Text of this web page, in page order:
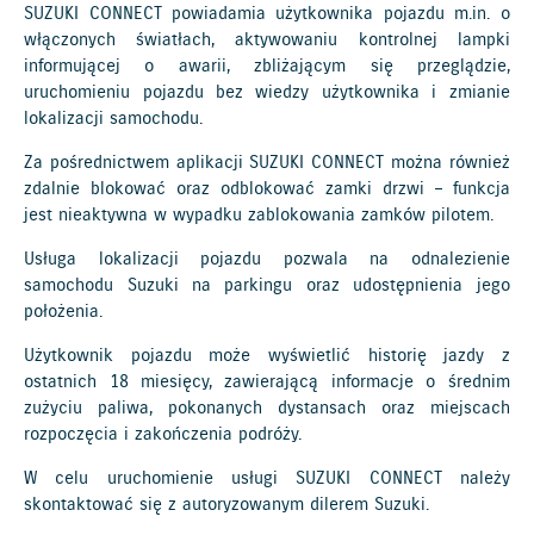
SUZUKI CONNECT powiadamia użytkownika pojazdu m.in. o
włączonych światłach, aktywowaniu kontrolnej lampki
informującej o awarii, zbliżającym się przeglądzie,
uruchomieniu pojazdu bez wiedzy użytkownika i zmianie
lokalizacji samochodu.
Za pośrednictwem aplikacji SUZUKI CONNECT można również
zdalnie blokować oraz odblokować zamki drzwi – funkcja
jest nieaktywna w wypadku zablokowania zamków pilotem.
Usługa lokalizacji pojazdu pozwala na odnalezienie
samochodu Suzuki na parkingu oraz udostępnienia jego
położenia.
Użytkownik pojazdu może wyświetlić historię jazdy z
ostatnich 18 miesięcy, zawierającą informacje o średnim
zużyciu paliwa, pokonanych dystansach oraz miejscach
rozpoczęcia i zakończenia podróży.
W celu uruchomienie usługi SUZUKI CONNECT należy
skontaktować się z autoryzowanym dilerem Suzuki.